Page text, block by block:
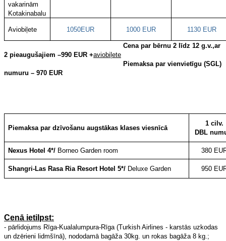
vakarinām
Kotakinabalu
Aviobiļete 1050EUR 1000 EUR 1130 EUR
Cena par bērnu 2 līdz 12 g.v.,ar
2 pieaugušajiem –990 EUR +aviobiļete
Piemaksa par vienvietīgu (SGL)
numuru – 970 EUR
Piemaksa par dzīvošanu augstākas klases viesnīcā
1 cilv.
DBL
Nexus Hotel 4*/ Borneo Garden room 380
Shangri-Las Rasa Ria Resort Hotel 5*/ Deluxe Garden 950
Cenā ietilpst:
- pārlidojums Rīga-Kualalumpura-Rīga (Turkish Airlines - karstās uzkodas
un dzērieni lidmšīnā), nododamā bagāža 30kg. un rokas bagāža 8 kg.;